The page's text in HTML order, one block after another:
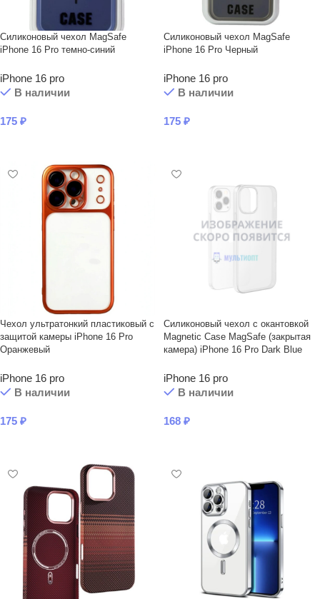
Силиконовый чехол MagSafe
iPhone 16 Pro темно-синий
iPhone 16 pro
В наличии
175 ₽
Силиконовый чехол MagSafe
iPhone 16 Pro Черный
iPhone 16 pro
В наличии
175 ₽
Чехол ультратонкий пластиковый с
защитой камеры iPhone 16 Pro
Оранжевый
iPhone 16 pro
В наличии
175 ₽
Силиконовый чехол с окантовкой
Magnetic Case MagSafe (закрытая
камера) iPhone 16 Pro Dark Blue
iPhone 16 pro
В наличии
168 ₽